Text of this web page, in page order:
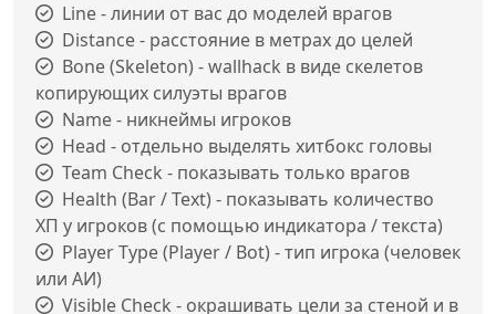
Line - линии от вас до моделей врагов
Distance - расстояние в метрах до целей
Bone (Skeleton) - wallhack в виде скелетов
копирующих силуэты врагов
Name - никнеймы игроков
Head - отдельно выделять хитбокс головы
Team Check - показывать только врагов
Health (Bar / Text) - показывать количество
ХП у игроков (с помощью индикатора / текста)
Player Type (Player / Bot) - тип игрока (человек
или АИ)
Visible Check - окрашивать цели за стеной и в